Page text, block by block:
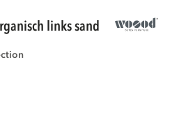
links sand